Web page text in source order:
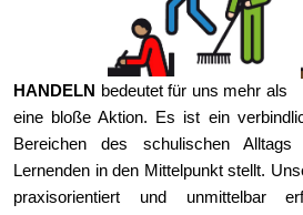
HANDELN
bedeutet für uns mehr als
eine bloße Aktion. Es ist ein
Bereichen des schulischen
Lernenden in den Mittelpunkt stellt.
praxisorientiert und unmittelbar